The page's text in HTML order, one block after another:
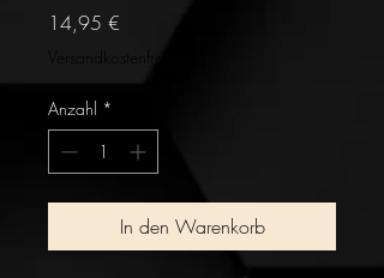
14,95 €
Anzahl *
In den Warenkorb